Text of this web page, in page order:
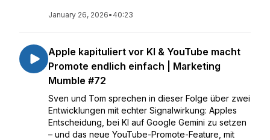
January 26, 2026• 40:23
Apple kapituliert vor KI & YouTube macht
Promote endlich einfach | Marketing
Mumble #72
Sven und Tom sprechen in dieser Folge über zwei
Entwicklungen mit echter Signalwirkung: Apples
Entscheidung, bei KI auf Google Gemini zu setzen
– und das neue YouTube-Promote-Feature, mit